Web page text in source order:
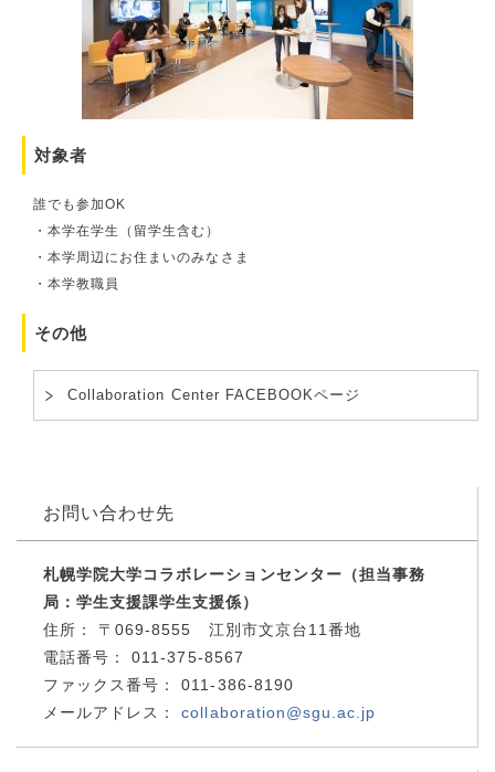
対象者
誰でも参加OK
・本学在学生（留学生含む）
・本学周辺にお住まいのみなさま
・本学教職員
その他
Collaboration Center FACEBOOKページ
お問い合わせ先
札幌学院大学コラボレーションセンター（担当事務
局：学生支援課学生支援係）
住所：
〒069-8555 江別市文京台11番地
電話番号：
011-375-8567
ファックス番号：
011-386-8190
メールアドレス：
collaboration@sgu.ac.jp